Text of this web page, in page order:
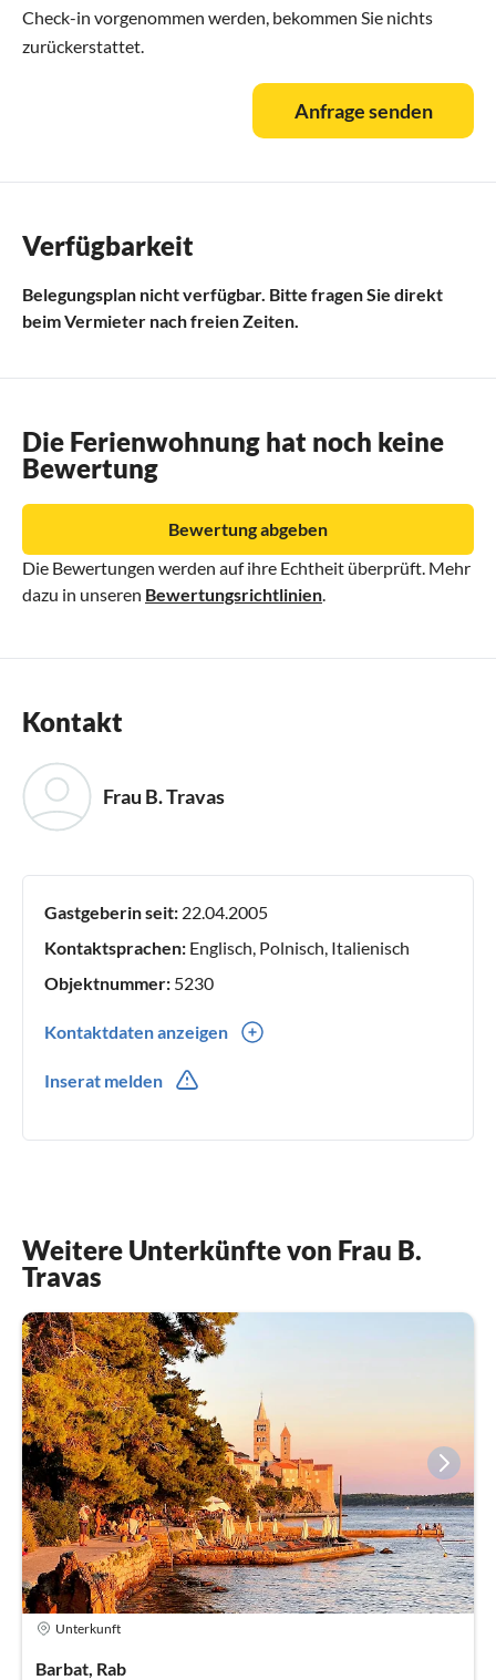
Check-in vorgenommen werden, bekommen Sie nichts
zurückerstattet.
Anfrage senden
Verfügbarkeit
Belegungsplan nicht verfügbar. Bitte fragen Sie direkt
beim Vermieter nach freien Zeiten.
Die Ferienwohnung hat noch keine
Bewertung
Die Bewertungen werden auf ihre Echtheit überprüft. Mehr
dazu in unseren Bewertungsrichtlinien
Bewertung abgeben
Kontakt
Frau B. Travas
Gastgeberin seit: 22.04.2005
Kontaktsprachen: Englisch, Polnisch, Italienisch
Objektnummer: 5230
Kontaktdaten anzeigen
Inserat melden
Weitere Unterkünfte von Frau B.
Travas
Unterkunft
Barbat, Rab